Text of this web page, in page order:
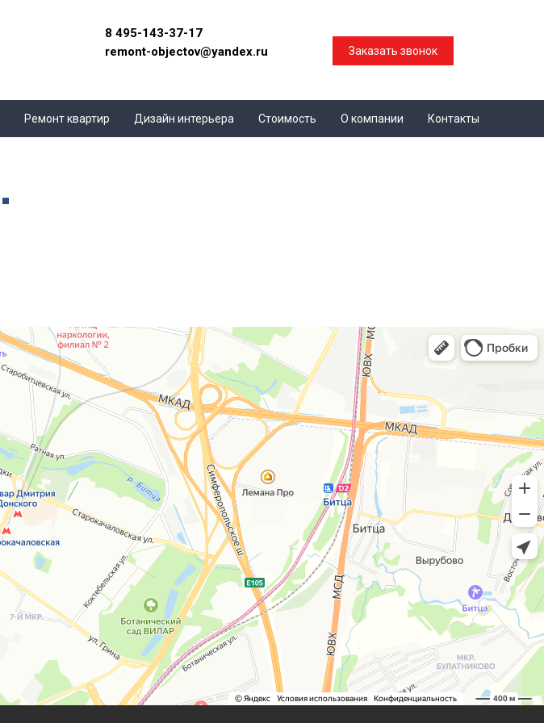
Заказать звонок
8 495-143-37-17
remont-objectov@yandex.ru
Ремонт квартир Дизайн интерьера Стоимость О компании Контакты